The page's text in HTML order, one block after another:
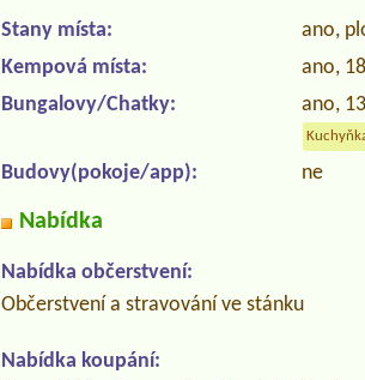
Stany místa:
ano,
Kempová místa:
ano,
Bungalovy/Chatky:
ano,
Budovy(pokoje/app): ne
Nabídka
Nabídka občerstvení:
Občerstvení a stravování ve stánku
Nabídka koupání: